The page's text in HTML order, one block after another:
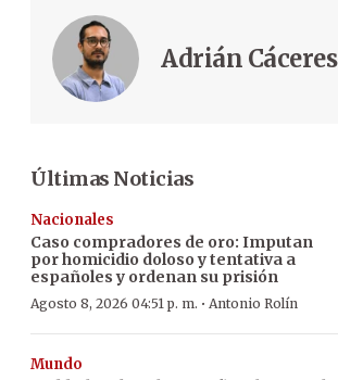
Adrián Cáceres
Últimas Noticias
Nacionales
Caso compradores de oro: Imputan
por homicidio doloso y tentativa a
españoles y ordenan su prisión
Agosto 8, 2026 04:51 p. m. · Antonio Rolín
Mundo